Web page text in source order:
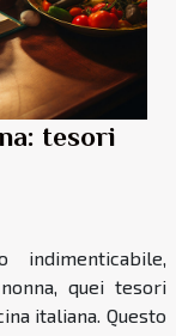
tesori
quei tesori
italiana. Questo